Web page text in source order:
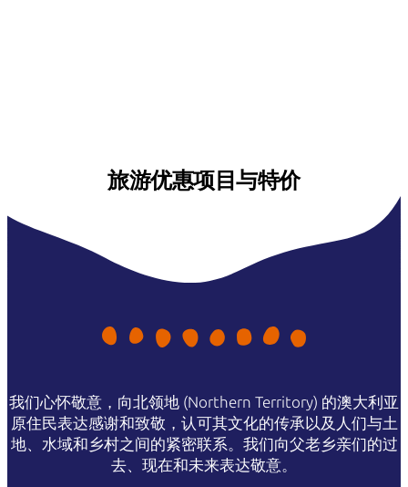
旅游优惠项目与特价
我们心怀敬意，向北领地 (Northern Territory) 的澳大利亚
原住民表达感谢和致敬，认可其文化的传承以及人们与土
地、水域和乡村之间的紧密联系。我们向父老乡亲们的过
去、现在和未来表达敬意。